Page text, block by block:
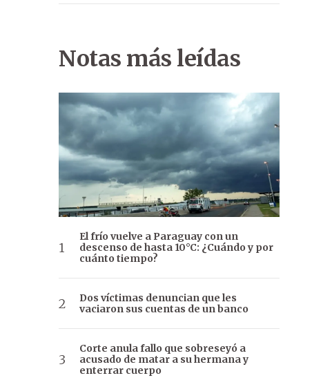
Notas más leídas
El frío vuelve a Paraguay con un
descenso de hasta 10°C: ¿Cuándo y por
cuánto tiempo?
Dos víctimas denuncian que les
vaciaron sus cuentas de un banco
Corte anula fallo que sobreseyó a
acusado de matar a su hermana y
enterrar cuerpo